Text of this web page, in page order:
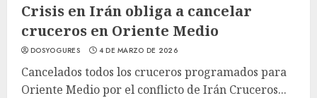
Crisis en Irán obliga a cancelar
cruceros en Oriente Medio
DOSYOGURES 4 DE MARZO DE 2026
Cancelados todos los cruceros programados para
Oriente Medio por el conflicto de Irán Cruceros...